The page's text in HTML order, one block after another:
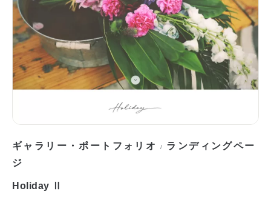
ギャラリー・ポートフォリオ / ランディングペー
ジ
Holiday Ⅱ